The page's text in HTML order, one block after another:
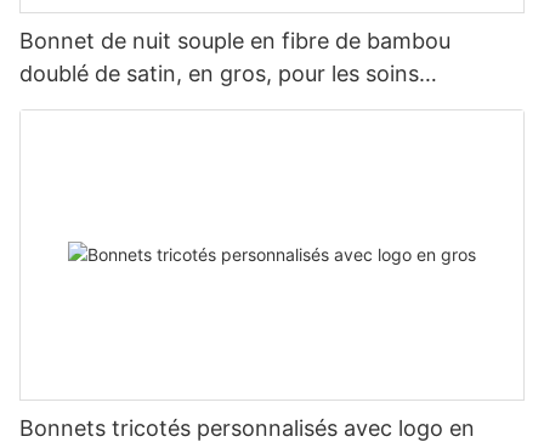
Bonnet de nuit souple en fibre de bambou
doublé de satin, en gros, pour les soins
capillaires et la perte de cheveux
Bonnets tricotés personnalisés avec logo en